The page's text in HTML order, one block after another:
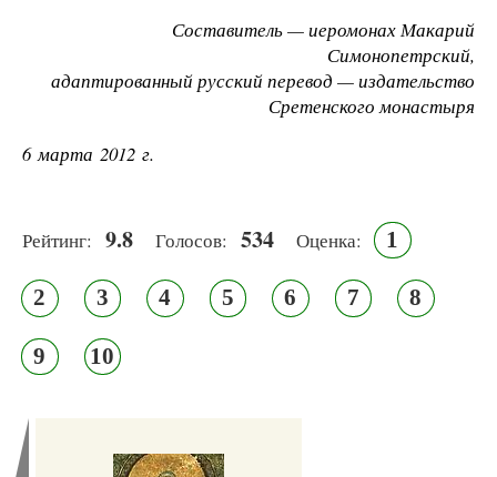
Составитель — иеромонах Макарий
Симонопетрский,
адаптированный русский перевод — издательство
Сретенского монастыря
6 марта 2012 г.
Рейтинг: 9.8 Голосов: 534 Оценка: 1
2 3 4 5 6 7 8
9 10